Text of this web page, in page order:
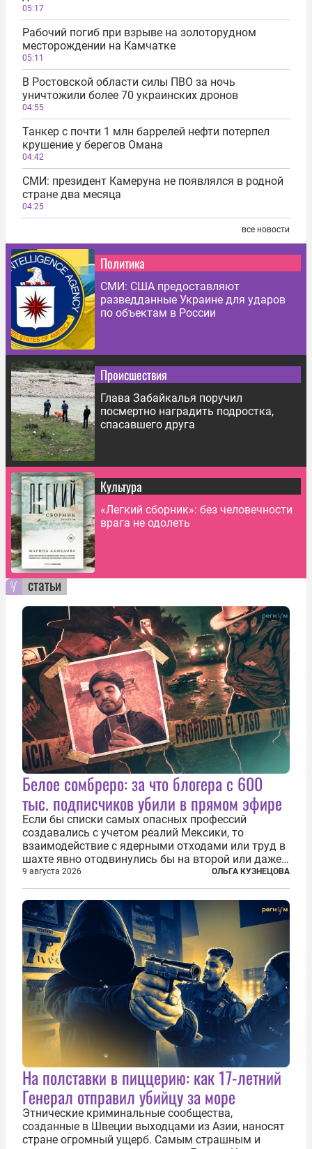
05:17
Рабочий погиб при взрыве на золоторудном
месторождении на Камчатке
05:11
В Ростовской области силы ПВО за ночь
уничтожили более 70 украинских дронов
04:55
Танкер с почти 1 млн баррелей нефти потерпел
крушение у берегов Омана
04:42
СМИ: президент Камеруна не появлялся в родной
стране два месяца
04:25
все новости
Политика
СМИ: США предоставляют
разведданные Украине для ударов
по объектам в России
Происшествия
Глава Забайкалья поручил
посмертно наградить подростка,
спасавшего друга
Культура
«Легкий сборник»: без человечности
врага не одолеть
статьи
Белое сомбреро: за что блогера с 600
тыс. подписчиков убили в прямом эфире
Если бы списки самых опасных профессий
создавались с учетом реалий Мексики, то
взаимодействие с ядерными отходами или труд в
шахте явно отодвинулись бы на второй или даже
третий план. А вот блогерам, журналистам и
музыкантам пришлось бы выйти вперед. В
Кульякане, столице штата Синалоа, прямо во...
9 августа 2026 ОЛЬГА КУЗНЕЦОВА
На полставки в пиццерию: как 17-летний
Генерал отправил убийцу за море
Этнические криминальные сообщества,
созданные в Швеции выходцами из Азии, наносят
стране огромный ущерб. Самым страшным и